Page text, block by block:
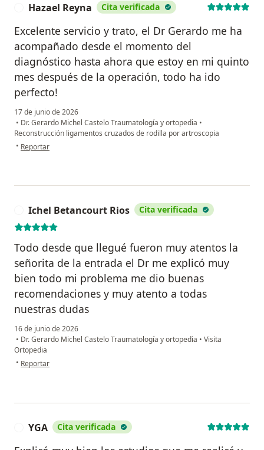
Hazael Reyna Cita verificada
Excelente servicio y trato, el Dr Gerardo me ha
acompañado desde el momento del
diagnóstico hasta ahora que estoy en mi quinto
mes después de la operación, todo ha ido
perfecto!
17 de junio de 2026
• Dr. Gerardo Michel Castelo Traumatología y ortopedia •
Reconstrucción ligamentos cruzados de rodilla por artroscopia
• en opinión del usuario Hazael Reyna
Reportar
Ichel Betancourt Rios Cita verificada
Todo desde que llegué fueron muy atentos la
señorita de la entrada el Dr me explicó muy
bien todo mi problema me dio buenas
recomendaciones y muy atento a todas
nuestras dudas
16 de junio de 2026
• Dr. Gerardo Michel Castelo Traumatología y ortopedia • Visita
Ortopedia
• en opinión del usuario Ichel Betancourt Rios
Reportar
YGA Cita verificada